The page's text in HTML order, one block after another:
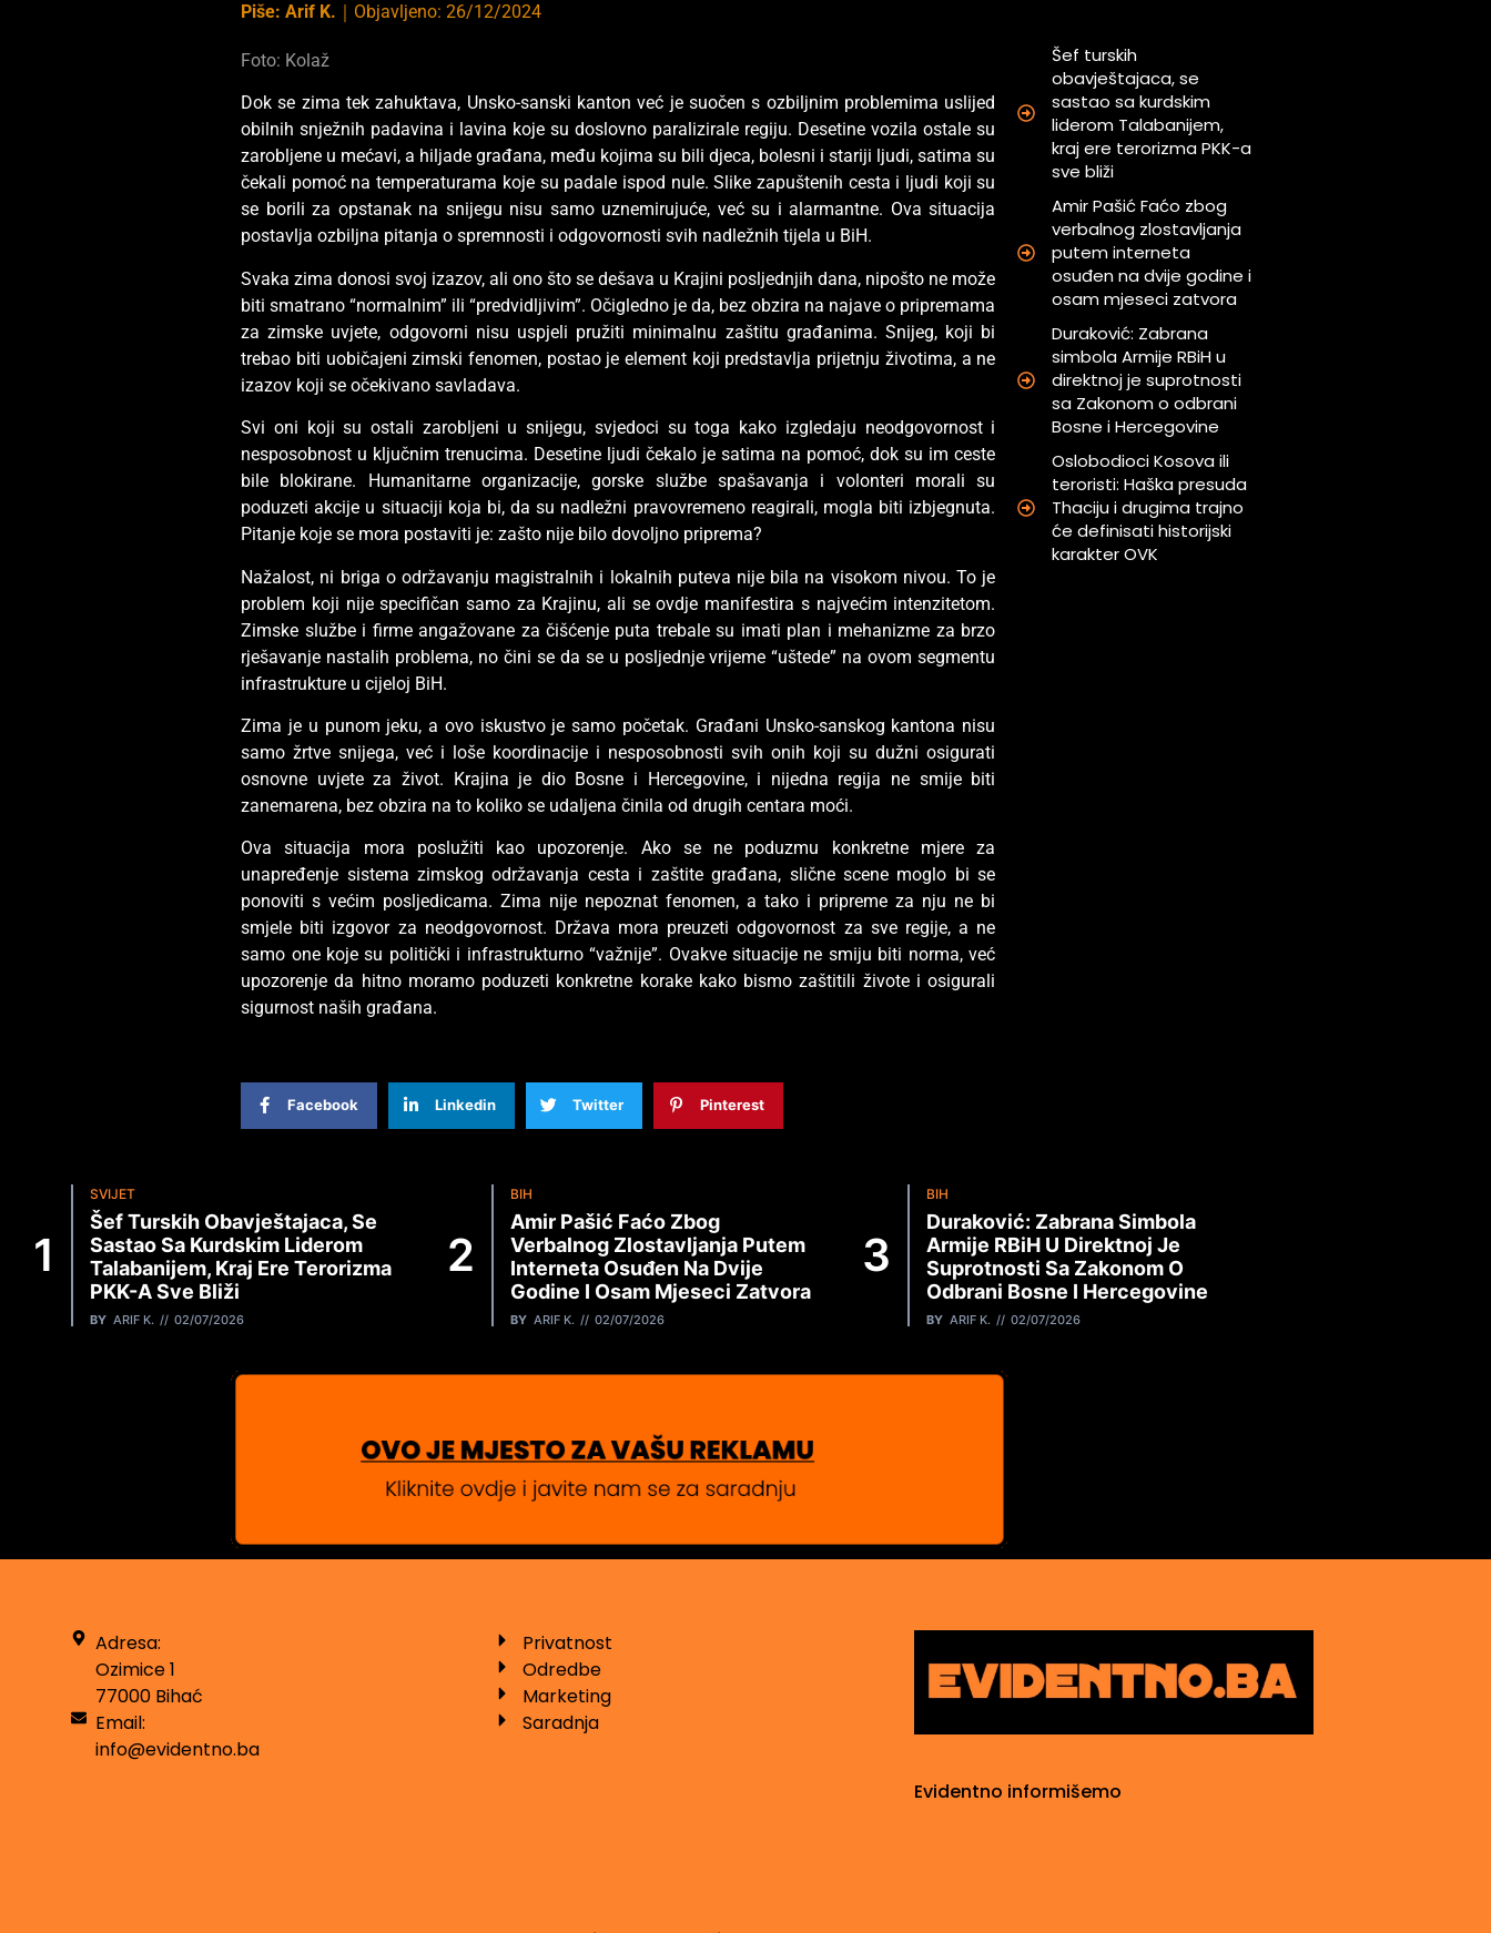
Piše: Arif K. ｜ Objavljeno:26/12/2024
Foto: Kolaž
Dok se zima tek zahuktava, Unsko-sanski kanton već je suočen s ozbiljnim problemima uslijed
obilnih snježnih padavina i lavina koje su doslovno paralizirale regiju. Desetine vozila ostale su
zarobljene u mećavi, a hiljade građana, među kojima su bili djeca, bolesni i stariji ljudi, satima su
čekali pomoć na temperaturama koje su padale ispod nule. Slike zapuštenih cesta i ljudi koji su
se borili za opstanak na snijegu nisu samo uznemirujuće, već su i alarmantne. Ova situacija
postavlja ozbiljna pitanja o spremnosti i odgovornosti svih nadležnih tijela u BiH.
Svaka zima donosi svoj izazov, ali ono što se dešava u Krajini posljednjih dana, nipošto ne može
biti smatrano “normalnim” ili “predvidljivim”. Očigledno je da, bez obzira na najave o pripremama
za zimske uvjete, odgovorni nisu uspjeli pružiti minimalnu zaštitu građanima. Snijeg, koji bi
trebao biti uobičajeni zimski fenomen, postao je element koji predstavlja prijetnju životima, a ne
izazov koji se očekivano savladava.
Svi oni koji su ostali zarobljeni u snijegu, svjedoci su toga kako izgledaju neodgovornost i
nesposobnost u ključnim trenucima. Desetine ljudi čekalo je satima na pomoć, dok su im ceste
bile blokirane. Humanitarne organizacije, gorske službe spašavanja i volonteri morali su
poduzeti akcije u situaciji koja bi, da su nadležni pravovremeno reagirali, mogla biti izbjegnuta.
Pitanje koje se mora postaviti je: zašto nije bilo dovoljno priprema?
Nažalost, ni briga o održavanju magistralnih i lokalnih puteva nije bila na visokom nivou. To je
problem koji nije specifičan samo za Krajinu, ali se ovdje manifestira s najvećim intenzitetom.
Zimske službe i firme angažovane za čišćenje puta trebale su imati plan i mehanizme za brzo
rješavanje nastalih problema, no čini se da se u posljednje vrijeme “uštede” na ovom segmentu
infrastrukture u cijeloj BiH.
Zima je u punom jeku, a ovo iskustvo je samo početak. Građani Unsko-sanskog kantona nisu
samo žrtve snijega, već i loše koordinacije i nesposobnosti svih onih koji su dužni osigurati
osnovne uvjete za život. Krajina je dio Bosne i Hercegovine, i nijedna regija ne smije biti
zanemarena, bez obzira na to koliko se udaljena činila od drugih centara moći.
Ova situacija mora poslužiti kao upozorenje. Ako se ne poduzmu konkretne mjere za
unapređenje sistema zimskog održavanja cesta i zaštite građana, slične scene moglo bi se
ponoviti s većim posljedicama. Zima nije nepoznat fenomen, a tako i pripreme za nju ne bi
smjele biti izgovor za neodgovornost. Država mora preuzeti odgovornost za sve regije, a ne
samo one koje su politički i infrastrukturno “važnije”. Ovakve situacije ne smiju biti norma, već
upozorenje da hitno moramo poduzeti konkretne korake kako bismo zaštitili živote i osigurali
sigurnost naših građana.
Facebook Linkedin Twitter Pinterest
Šef turskih
obavještajaca, se
sastao sa kurdskim
liderom Talabanijem,
kraj ere terorizma PKK-a
sve bliži
Amir Pašić Faćo zbog
verbalnog zlostavljanja
putem interneta
osuđen na dvije godine i
osam mjeseci zatvora
Duraković: Zabrana
simbola Armije RBiH u
direktnoj je suprotnosti
sa Zakonom o odbrani
Bosne i Hercegovine
Oslobodioci Kosova ili
teroristi: Haška presuda
Thaciju i drugima trajno
će definisati historijski
karakter OVK
SVIJET
Šef Turskih Obavještajaca, Se
Sastao Sa Kurdskim Liderom
Talabanijem, Kraj Ere Terorizma
PKK-A Sve Bliži
BY ARIF K. 02/07/2026
BIH
Amir Pašić Faćo Zbog
Verbalnog Zlostavljanja Putem
Interneta Osuđen Na Dvije
Godine I Osam Mjeseci Zatvora
BY ARIF K. 02/07/2026
BIH
Duraković: Zabrana Simbola
Armije RBiH U Direktnoj Je
Suprotnosti Sa Zakonom O
Odbrani Bosne I Hercegovine
BY ARIF K. 02/07/2026
Adresa:
Ozimice 1
77000 Bihać
Email:
info@evidentno.ba
Privatnost
Odredbe
Marketing
Saradnja
Evidentno informišemo